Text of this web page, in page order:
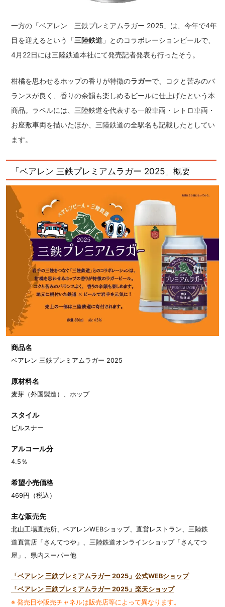
一方の「ベアレン 三鉄プレミアムラガー 2025」は、今年で4年
目を迎えるという「三陸鉄道 」とのコラボレーションビールで、
4月22日には三陸鉄道本社にて発売記者発表も行ったそう。
柑橘を思わせるホップの香りが特徴のラガーで、コクと苦みのバ
ランスが良く、香りの余韻も楽しめるビールに仕上げたという本
商品。ラベルには、三陸鉄道を代表する一般車両・レトロ車両・
お座敷車両を描いたほか、三陸鉄道の全駅名も記載したとしてい
ます。
「ベアレン 三鉄プレミアムラガー 2025」概要
商品名
ベアレン 三鉄プレミアムラガー 2025
原材料名
麦芽（外国製造）、ホップ
スタイル
ピルスナー
アルコール分
4.5％
希望小売価格
469円（税込）
主な販売先
北山工場直売所、ベアレンWEBショップ、直営レストラン、三陸鉄
道直営店「さんてつや」、三陸鉄道オンラインショップ「さんてつ
屋」、県内スーパー他
「ベアレン 三鉄プレミアムラガー 2025」公式WEBショップ
「ベアレン 三鉄プレミアムラガー 2025」楽天ショップ
※ 発売日や販売チャネルは販売店等によって異なります。